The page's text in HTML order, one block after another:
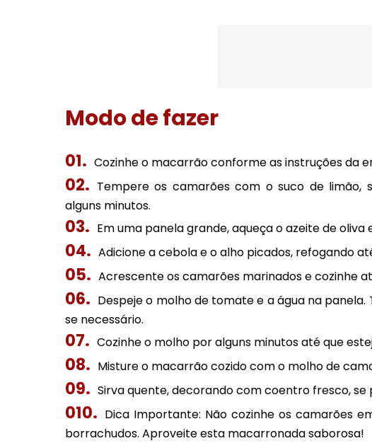
Modo de fazer
Cozinhe o macarrão conforme as instruções da
Tempere os camarões com o suco de limão,
alguns minutos.
Em uma panela grande, aqueça o azeite de oliva
Adicione a cebola e o alho picados, refogando
Acrescente os camarões marinados e cozinhe
Despeje o molho de tomate e a água na
se necessário.
Cozinhe o molho por alguns minutos até que
Misture o macarrão cozido com o molho de
Sirva quente, decorando com coentro fresco, se
Dica Importante: Não cozinhe os camarões
borrachudos. Aproveite esta macarronada saborosa!